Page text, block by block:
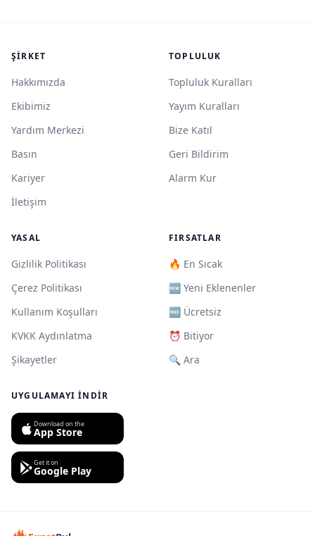
ŞIRKET
Hakkımızda
Ekibimiz
Yardım Merkezi
Basın
Kariyer
İletişim
TOPLULUK
Topluluk Kuralları
Yayım Kuralları
Bize Katıl
Geri Bildirim
Alarm Kur
YASAL
Gizlilik Politikası
Çerez Politikası
Kullanım Koşulları
KVKK Aydınlatma
Şikayetler
FIRSATLAR
🔥 En Sıcak
🆕 Yeni Eklenenler
🆓 Ücretsiz
⏰ Bitiyor
🔍 Ara
UYGULAMAYI İNDIR
Download on the
App Store
Get it on
Google Play